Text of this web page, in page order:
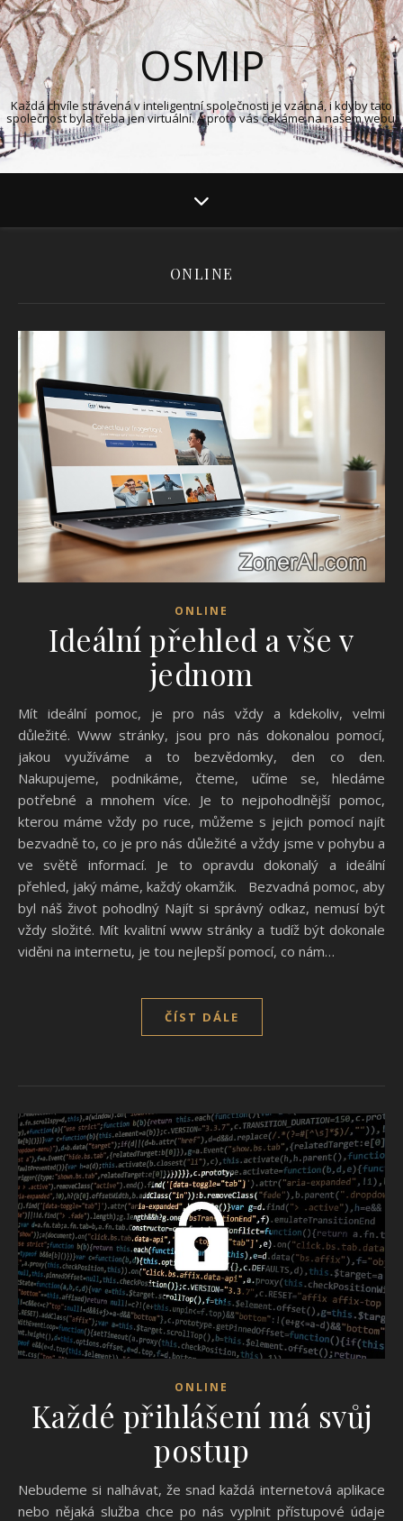
OSMIP
Každá chvíle strávená v inteligentní společnosti je vzácná, i kdyby tato
společnost byla třeba jen virtuální. A proto vás čekáme na našem webu.
ONLINE
ONLINE
Ideální přehled a vše v
jednom
Mít ideální pomoc, je pro nás vždy a kdekoliv, velmi
důležité. Www stránky, jsou pro nás dokonalou pomocí,
jakou využíváme a to bezvědomky, den co den.
Nakupujeme, podnikáme, čteme, učíme se, hledáme
potřebné a mnohem více. Je to nejpohodlnější pomoc,
kterou máme vždy po ruce, můžeme s jejich pomocí najít
bezvadně to, co je pro nás důležité a vždy jsme v pohybu a
ve světě informací. Je to opravdu dokonalý a ideální
přehled, jaký máme, každý okamžik. Bezvadná pomoc, aby
byl náš život pohodlný Najít si správný odkaz, nemusí být
vždy složité. Mít kvalitní www stránky a tudíž být dokonale
viděni na internetu, je tou nejlepší pomocí, co nám…
ČÍST DÁLE
ONLINE
Každé přihlášení má svůj
postup
Nebudeme si nalhávat, že snad každá internetová aplikace
nebo nějaká služba chce po nás vyplnit přístupové údaje